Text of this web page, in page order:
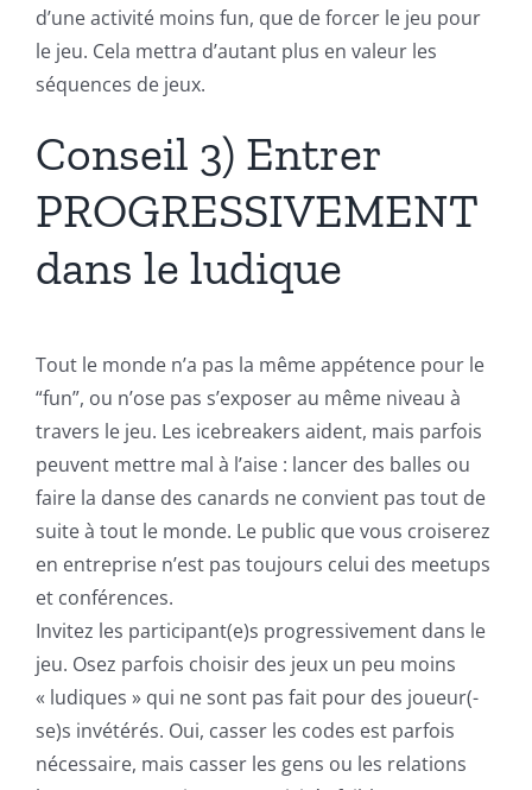
d’une activité moins fun, que de forcer le jeu pour
le jeu. Cela mettra d’autant plus en valeur les
séquences de jeux.
Conseil 3) Entrer
PROGRESSIVEMENT
dans le ludique
Tout le monde n’a pas la même appétence pour le
“fun”, ou n’ose pas s’exposer au même niveau à
travers le jeu. Les icebreakers aident, mais parfois
peuvent mettre mal à l’aise : lancer des balles ou
faire la danse des canards ne convient pas tout de
suite à tout le monde. Le public que vous croiserez
en entreprise n’est pas toujours celui des meetups
et conférences.
Invitez les participant(e)s progressivement dans le
jeu. Osez parfois choisir des jeux un peu moins
« ludiques » qui ne sont pas fait pour des joueur(-
se)s invétérés. Oui, casser les codes est parfois
nécessaire, mais casser les gens ou les relations